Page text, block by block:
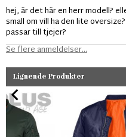
hej, är det här en herr modell?
small om vill ha den lite
passar till tjejer?
Se flere anmeldelser...
Lignende Produkter